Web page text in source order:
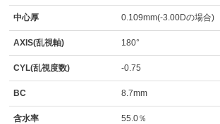
中心厚 0.109mm(-3.00Dの場合)
AXIS(乱視軸) 180°
CYL(乱視度数) -0.75
BC 8.7mm
含水率 55.0％